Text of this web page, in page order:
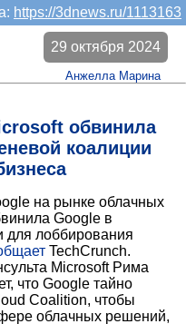
https://3dnews.ru/1113163
обвинила
коалиции
29 октября 2024
Анжелла Марина
на рынке облачных
Google в
для лоббирования
TechCrunch.
Microsoft Рима
что Google тайно
Coalition, чтобы
облачных решений,